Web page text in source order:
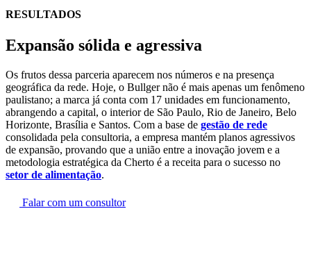
RESULTADOS
Expansão sólida e agressiva
Os frutos dessa parceria aparecem nos números e na presença
geográfica da rede. Hoje, o Bullger não é mais apenas um fenômeno
paulistano; a marca já conta com 17 unidades em funcionamento,
abrangendo a capital, o interior de São Paulo, Rio de Janeiro, Belo
Horizonte, Brasília e Santos. Com a base de gestão de rede
consolidada pela consultoria, a empresa mantém planos agressivos
de expansão, provando que a união entre a inovação jovem e a
metodologia estratégica da Cherto é a receita para o sucesso no
setor de alimentação.
Falar com um consultor